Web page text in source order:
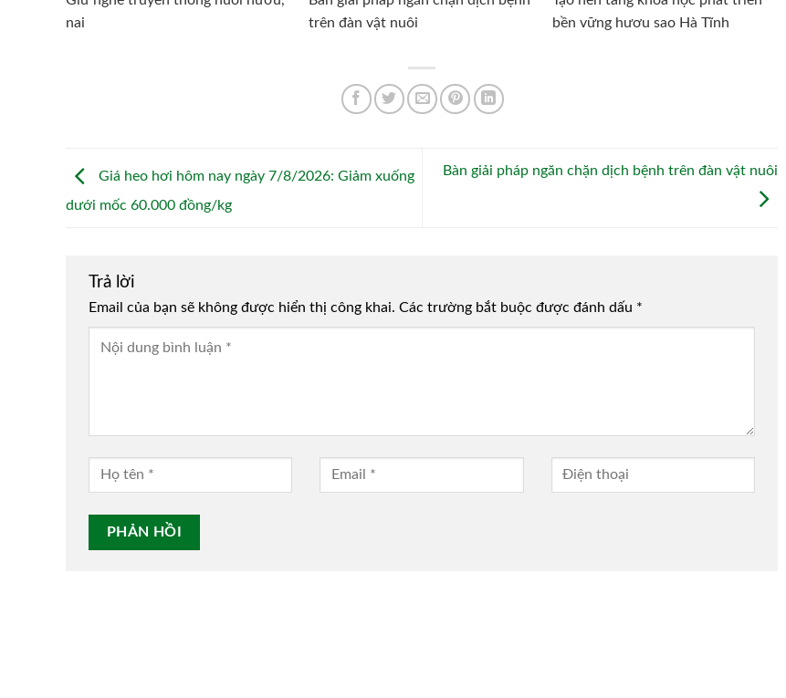
nai
trên đàn vật nuôi
bền vững hươu sao Hà Tĩnh
Giá heo hơi hôm nay ngày 7/8/2026: Giảm xuống
dưới mốc 60.000 đồng/kg
Bàn giải pháp ngăn chặn dịch bệnh trên đàn vật nuôi
Trả lời
Email của bạn sẽ không được hiển thị công khai. Các trường bắt buộc được đánh dấu *
Alternative: